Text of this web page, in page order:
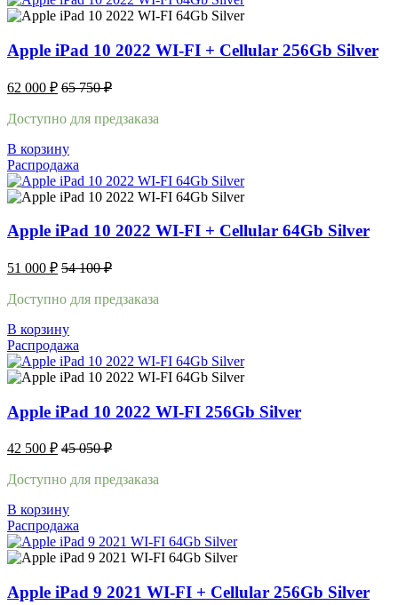
Apple iPad 10 2022 WI-FI + Cellular 256Gb Silver
62 000 ₽ 65 750₽
Доступно для предзаказа
В корзину
Распродажа
Apple iPad 10 2022 WI-FI + Cellular 64Gb Silver
51 000 ₽ 54 100₽
Доступно для предзаказа
В корзину
Распродажа
Apple iPad 10 2022 WI-FI 256Gb Silver
42 500 ₽ 45 050₽
Доступно для предзаказа
В корзину
Распродажа
Apple iPad 9 2021 WI-FI + Cellular 256Gb Silver